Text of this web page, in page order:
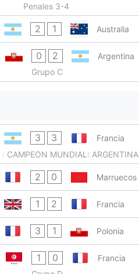
Penales 3-4
2 1 Australia
0 2
Argentina
Grupo C
3 3
Francia
CAMPEON MUNDIAL: ARGENTINA
2 0 Marruecos
1 2 Francia
3 1 Polonia
1 0
Francia